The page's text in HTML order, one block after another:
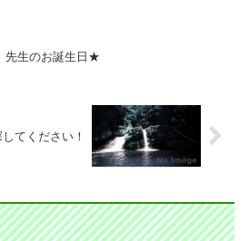
先生のお誕生日★
してください！